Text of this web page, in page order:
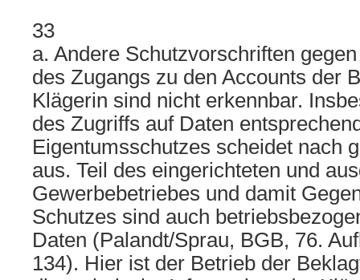
33
a. Andere Schutzvorschriften
des Zugangs zu den Accounts der
Klägerin sind nicht erkennbar.
des Zugriffs auf Daten
Eigentumsschutzes scheidet nach
aus. Teil des eingerichteten und
Gewerbebetriebes und damit
Schutzes sind auch
Daten (Palandt/Sprau, BGB, 76.
134). Hier ist der Betrieb der